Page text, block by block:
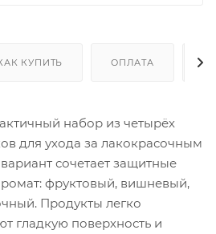
КУПИТЬ ОПЛАТА
набор из четырёх
для ухода за лакокрасочным
сочетает защитные
фруктовый, вишневый,
Продукты легко
гладкую поверхность и